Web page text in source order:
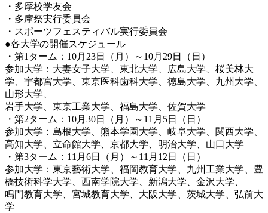
・多摩校学友会
・多摩祭実行委員会
・スポーツフェスティバル実行委員会
●各大学の開催スケジュール
・第1ターム：10月23日（月）～10月29日（日）
参加大学： 大妻女子大学、 東北大学、広島大学、桜美林大
学、宇都宮大学、東京医科歯科大学、徳島大学、九州大学、
山形大学、
岩手大学、東京工業大学、福島大学、佐賀大学
・第2ターム：10月30日（月）～11月5日（日）
参加大学：島根大学、熊本学園大学、岐阜大学、関西大学、
高知大学、立命館大学、京都大学、明治大学、山口大学
・第3ターム：11月6日（月）～11月12日（日）
参加大学：東京藝術大学、福岡教育大学、九州工業大学、豊
橋技術科学大学、西南学院大学、新潟大学、金沢大学、
鳴門教育大学、宮城教育大学、大阪大学、茨城大学、弘前大
学